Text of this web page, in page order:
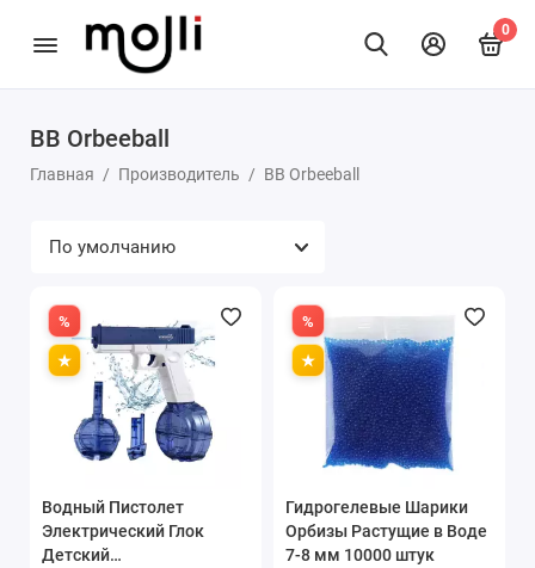
0
BB Orbeeball
Главная Производитель BB Orbeeball
Водный Пистолет
Электрический Глок
Детский
Гидрогелевые Шарики
Орбизы Растущие в Воде
7-8 мм 10000 штук